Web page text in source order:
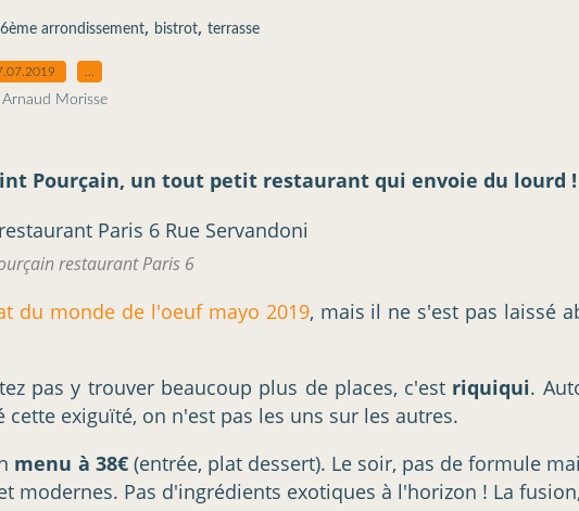
6ème arrondissement, bistrot, terrasse
Arnaud Morisse
Pourçain, un tout petit restaurant qui envoie du lourd !
restaurant Paris 6
du monde de l'oeuf mayo 2019, mais il ne s'est pas laissé
pas y trouver beaucoup plus de places, c'est riquiqui.
exiguïté, on n'est pas les uns sur les autres.
menu à 38€(entrée, plat dessert). Le soir, pas de formule
modernes. Pas d'ingrédients exotiques à l'horizon ! La